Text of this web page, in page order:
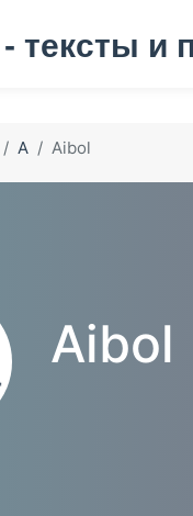
A Aibol
Aibol